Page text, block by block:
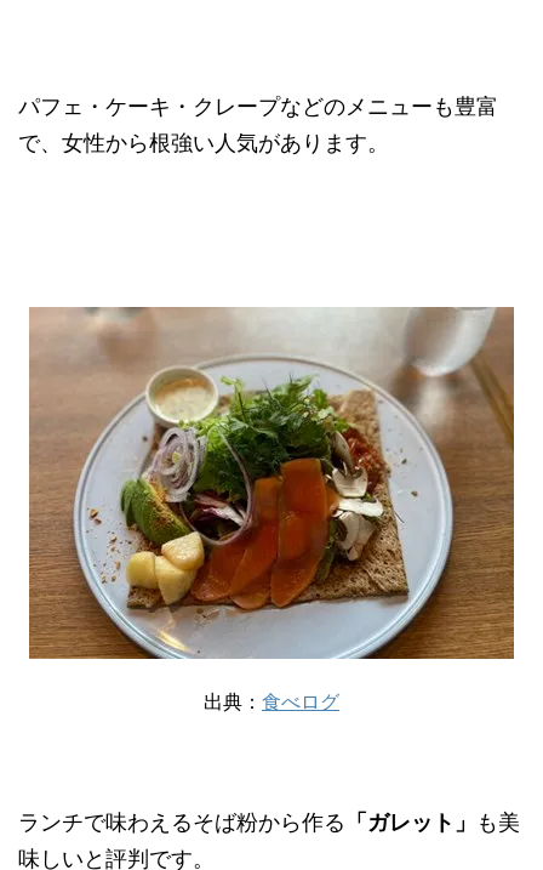
パフェ・ケーキ・クレープなどのメニューも豊富
で、女性から根強い人気があります。
出典： 食べログ
ランチで味わえるそば粉から作る 「ガレット」
も美
味しいと評判です。